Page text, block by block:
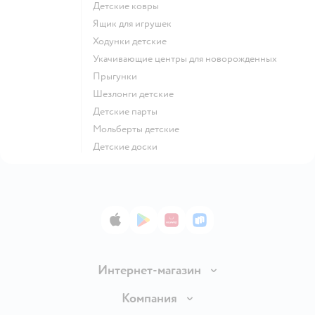
Детские ковры
Ящик для игрушек
Ходунки детские
Укачивающие центры для новорожденных
Прыгунки
Шезлонги детские
Детские парты
Мольберты детские
Детские доски
App StoreGoogle Play
AppGallery
RuStore
Интернет-магазин
Доставка и оплата
Компания